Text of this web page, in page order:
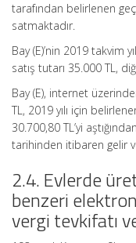
tarafından belirlenen
satmaktadır.
Bay (E)’nin 2019 takvim
satış tutarı 35.000 TL,
Bay (E), internet
TL, 2019 yılı için
30.700,80 TL’yi
tarihinden itibaren gelir
2.4. Evlerde
benzeri
vergi tevkifatı